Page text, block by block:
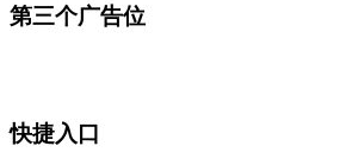
第三个广告位
快捷入口